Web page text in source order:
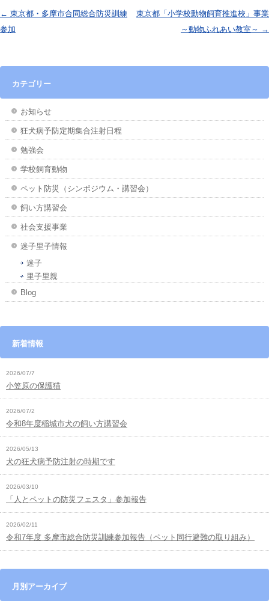
投稿ナビゲーション
← 東京都・多摩市合同総合防災訓練
参加
東京都「小学校動物飼育推進校」事業
～動物ふれあい教室～ →
カテゴリー
お知らせ
狂犬病予防定期集合注射日程
勉強会
学校飼育動物
ペット防災（シンポジウム・講習会）
飼い方講習会
社会支援事業
迷子里子情報
迷子
里子里親
Blog
新着情報
2026/07/7
小笠原の保護猫
2026/07/2
令和8年度稲城市犬の飼い方講習会
2026/05/13
犬の狂犬病予防注射の時期です
2026/03/10
「人とペットの防災フェスタ」参加報告
2026/02/11
令和7年度 多摩市総合防災訓練参加報告（ペット同行避難の取り組み）
月別アーカイブ